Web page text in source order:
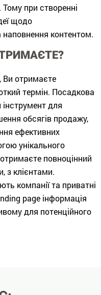
при створенні
щодо
контентом.
Ви отримаєте
термін. Посадкова
інструмент для
обсягів продажу,
ефективних
унікального
повноцінний
з клієнтами.
компанії та приватні
page інформація
для потенційного